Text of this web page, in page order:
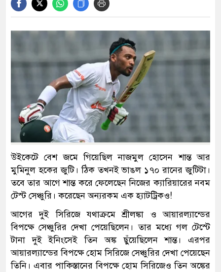
উইকেটে বেশ জমে গিয়েছিল নাজমুল হোসেন শান্ত আর
মুমিনুল হকের জুটি। ঠিক তখনই ভাঙল ১৭০ রানের জুটিটা।
তবে তার আগে শান্ত করে ফেলেছেন নিজের ক্যারিয়ারের নবম
টেস্ট সেঞ্চুরি। করেছেন অন্যরকম এক হ্যাটট্রিকও!
আগের দুই সিরিজে যথাক্রমে শ্রীলঙ্কা ও আয়ারল্যান্ডের
বিপক্ষে সেঞ্চুরির দেখা পেয়েছিলেন। তার মধ্যে গল টেস্টে
টানা দুই ইনিংসেই তিন অঙ্ক ছুঁয়েছিলেন শান্ত। এরপর
আয়ারল্যান্ডের বিপক্ষে হোম সিরিজে সেঞ্চুরির দেখা পেয়েছেন
তিনি। এবার পাকিস্তানের বিপক্ষে হোম সিরিজেও তিন অঙ্কের